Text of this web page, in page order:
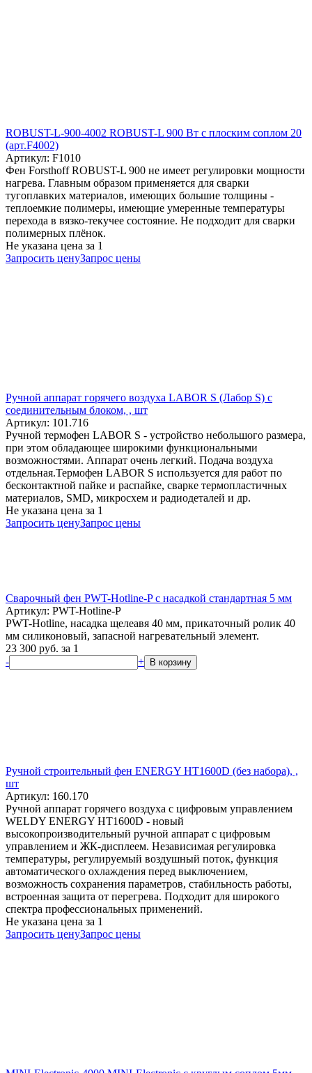
ROBUST-L-900-4002 ROBUST-L 900 Вт с плоским соплом 20
(арт.F4002)
Артикул: F1010
Фен Forsthoff ROBUST-L 900 не имеет регулировки мощности
нагрева. Главным образом применяется для сварки
тугоплавких материалов, имеющих большие толщины -
теплоемкие полимеры, имеющие умеренные температуры
перехода в вязко-текучее состояние. Не подходит для сварки
полимерных плёнок.
Не указана цена за 1
Запросить ценуЗапрос цены
Ручной аппарат горячего воздуха LABOR S (Лабор S) с
соединительным блоком, , шт
Артикул: 101.716
Ручной термофен LABOR S - устройство небольшого размера,
при этом обладающее широкими функциональными
возможностями. Аппарат очень легкий. Подача воздуха
отдельная.Термофен LABOR S используется для работ по
бесконтактной пайке и распайке, сварке термопластичных
материалов, SMD, микросхем и радиодеталей и др.
Не указана цена за 1
Запросить ценуЗапрос цены
Сварочный фен PWT-Hotline-P с насадкой стандартная 5 мм
Артикул: PWT-Hotline-P
PWT-Hotline, насадка щелеавя 40 мм, прикаточный ролик 40
мм силиконовый, запасной нагревательный элемент.
23 300 руб. за 1
-
+ В корзину
Ручной строительный фен ENERGY HT1600D (без набора), ,
шт
Артикул: 160.170
Ручной аппарат горячего воздуха с цифровым управлением
WELDY ENERGY HT1600D - новый
высокопроизводительный ручной аппарат с цифровым
управлением и ЖК-дисплеем. Независимая регулировка
температуры, регулируемый воздушный поток, функция
автоматического охлаждения перед выключением,
возможность сохранения параметров, стабильность работы,
встроенная защита от перегрева. Подходит для широкого
спектра профессиональных применений.
Не указана цена за 1
Запросить ценуЗапрос цены